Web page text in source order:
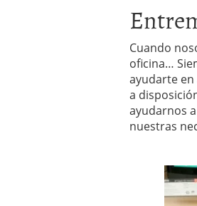
Cuando
oficina…
ayudarte en
a
ayudarnos
nuestras